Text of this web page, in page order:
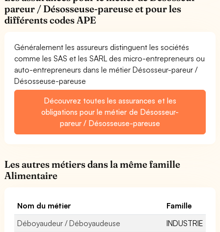
pareur / Désosseuse-pareuse et pour les
différents codes APE
Généralement les assureurs distinguent les sociétés
comme les SAS et les SARL des micro-entrepreneurs ou
auto-entrepreneurs dans le métier Désosseur-pareur /
Désosseuse-pareuse
Découvrez toutes les assurances et les
obligations pour le métier de Désosseur-
pareur / Désosseuse-pareuse
Les autres métiers dans la même famille
Alimentaire
Nom du métier
Famille
Déboyaudeur / Déboyaudeuse
INDUSTRIE